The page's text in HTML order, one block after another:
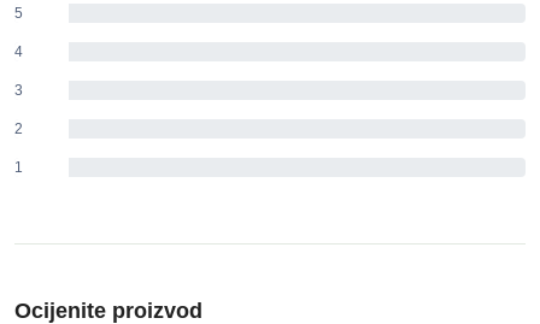
5
4
3
2
1
Ocijenite proizvod